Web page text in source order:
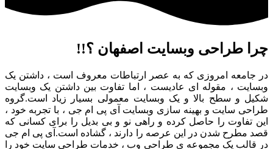
چرا طراحی وبسایت اصفهان ؟!!
در جامعه امروزی که به عصر ارتباطات معروف است ، داشتن یک
وبسایت ، مقوله ای عادیست ، اما تفاوت بین داشتن یک وبسایت
شکیل و سطح بالا و یک وبسایت معمولی بسیار زیاد است.گروه
طراحی سایت و بهینه سازی وبسایت آی پی ام جی ، با تجربه خود ،
این تفاوت را حاصل کرده و راهی نو و بی بدیل را برای کسانی که
قصد مطرح شدن در این عرصه را دارند ، گشاده است.آی پی ام جی
در قالب یک مجموعه ی طراحی وب ، خدمات طراحی سایت خود را